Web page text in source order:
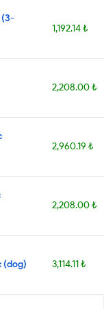
(3-
1,192.14 ₺
2,208.00 ₺
2,960.19 ₺
2,208.00 ₺
(dog) 3,114.11 ₺